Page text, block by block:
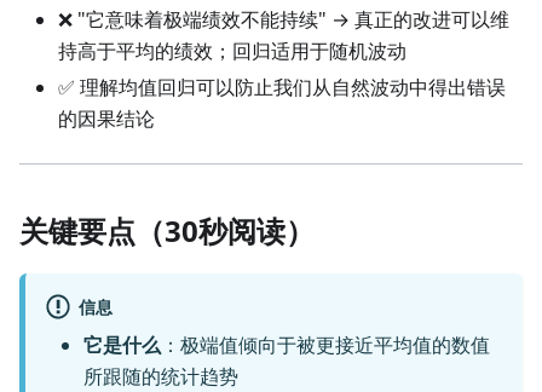
❌ "它意味着极端绩效不能持续" → 真正的改进可以维
持高于平均的绩效；回归适用于随机波动
✅ 理解均值回归可以防止我们从自然波动中得出错误
的因果结论
关键要点（30秒阅读）
信息
它是什么 ：极端值倾向于被更接近平均值的数值
所跟随的统计趋势